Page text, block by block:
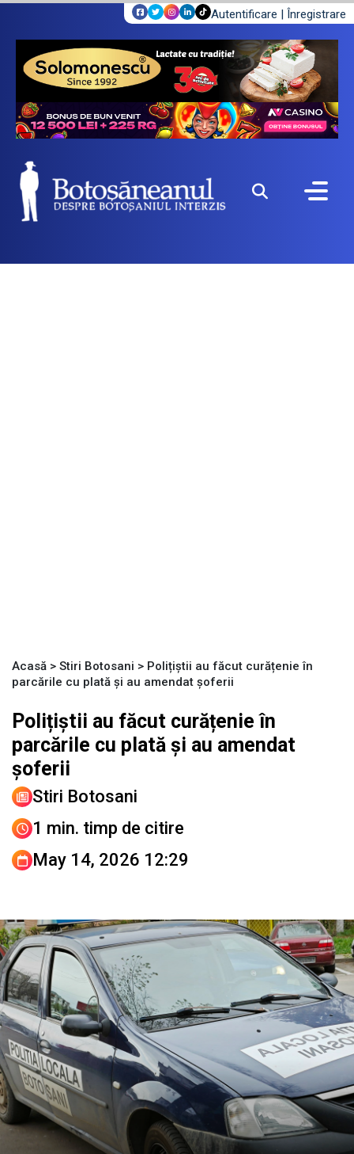
Autentificare | Înregistrare
Acasă > Stiri Botosani > Polițiștii au făcut curățenie în
parcările cu plată și au amendat șoferii
Polițiștii au făcut curățenie în
parcările cu plată și au amendat
șoferii
Stiri Botosani
1 min. timp de citire
May 14, 2026 12:29